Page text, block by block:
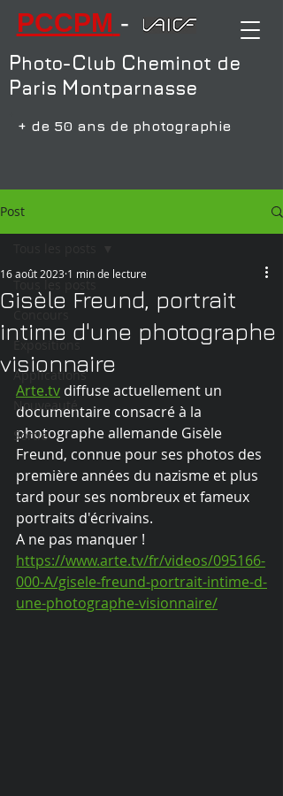
PCCPM -
+ de 50 ans de photographie
Photo-Club Cheminot de
Paris M ontparnasse
Post
Expositions
Applications
Nouveauté
Sortie
Gisèle Freund, portrait
intime d'une photographe
visionnaire
16 août 2023 1 min de lecture
Arte.tv diffuse actuellement un
documentaire consacré à la
photographe allemande Gisèle
Freund, connue pour ses photos des
première années du nazisme et plus
tard pour ses nombreux et fameux
portraits d'écrivains.
A ne pas manquer !
https://www.arte.tv/fr/videos/095166-
000-A/gisele-freund-portrait-intime-d-
une-photographe-visionnaire/